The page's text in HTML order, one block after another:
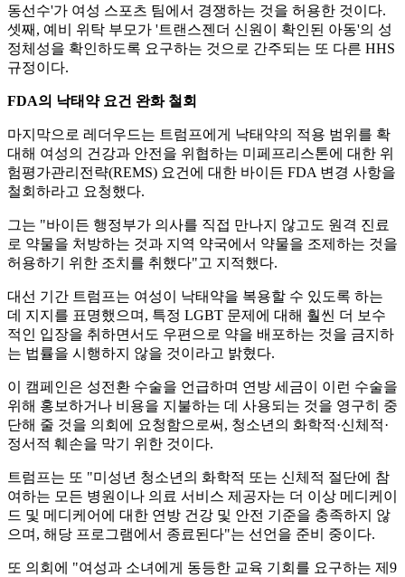
동선수'가 여성 스포츠 팀에서 경쟁하는 것을 허용한 것이다.
셋째, 예비 위탁 부모가 '트랜스젠더 신원이 확인된 아동'의 성
정체성을 확인하도록 요구하는 것으로 간주되는 또 다른 HHS
규정이다.
FDA의 낙태약 요건 완화 철회
마지막으로 레더우드는 트럼프에게 낙태약의 적용 범위를 확
대해 여성의 건강과 안전을 위협하는 미페프리스톤에 대한 위
험평가관리전략(REMS) 요건에 대한 바이든 FDA 변경 사항을
철회하라고 요청했다.
그는 "바이든 행정부가 의사를 직접 만나지 않고도 원격 진료
로 약물을 처방하는 것과 지역 약국에서 약물을 조제하는 것을
허용하기 위한 조치를 취했다"고 지적했다.
대선 기간 트럼프는 여성이 낙태약을 복용할 수 있도록 하는
데 지지를 표명했으며, 특정 LGBT 문제에 대해 훨씬 더 보수
적인 입장을 취하면서도 우편으로 약을 배포하는 것을 금지하
는 법률을 시행하지 않을 것이라고 밝혔다.
이 캠페인은 성전환 수술을 언급하며 연방 세금이 이런 수술을
위해 홍보하거나 비용을 지불하는 데 사용되는 것을 영구히 중
단해 줄 것을 의회에 요청함으로써, 청소년의 화학적·신체적·
정서적 훼손을 막기 위한 것이다.
트럼프는 또 "미성년 청소년의 화학적 또는 신체적 절단에 참
여하는 모든 병원이나 의료 서비스 제공자는 더 이상 메디케이
드 및 메디케어에 대한 연방 건강 및 안전 기준을 충족하지 않
으며, 해당 프로그램에서 종료된다"는 선언을 준비 중이다.
또 의회에 "여성과 소녀에게 동등한 교육 기회를 요구하는 제9